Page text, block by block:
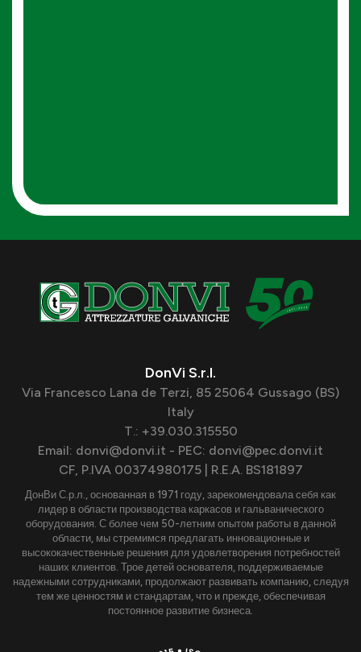
DonVi S.r.l.
Via Francesco Lana de Terzi, 85 25064 Gussago (BS)
Italy
T.: +39.030.315550
Email: donvi@donvi.it - PEC: donvi@pec.donvi.it
CF, P.IVA 00374980175 | R.E.A. BS181897
ДонВи С.р.л., основанная в 1971 году, зарекомендовала себя как
лидер в области производства каркасов и гальванического
оборудования. С более чем 50-летним опытом работы в данной
области, мы стремимся предлагать инновационные и
высококачественные решения для удовлетворения потребностей
наших клиентов. Трое детей основателя, поддерживаемые
надежными сотрудниками, продолжают развивать компанию, следуя
тем же ценностям и стандартам, что и прежде, обеспечивая
постоянное развитие бизнеса.